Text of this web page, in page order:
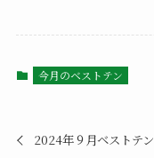
今月のベストテン
2024年９月ベストテン